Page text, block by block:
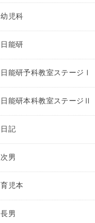
幼児科
日能研
日能研予科教室ステージⅠ
日能研本科教室ステージⅡ
日記
次男
育児本
長男